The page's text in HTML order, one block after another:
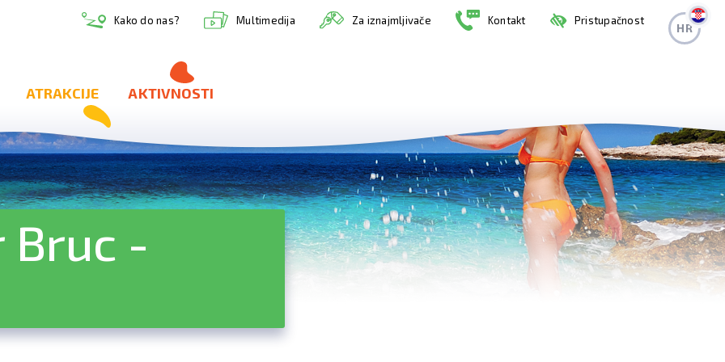
Kako do nas? Multimedija Za iznajmljivače Kontakt Pristupačnost
HR
ATRAKCIJE AKTIVNOSTI
Bruc -